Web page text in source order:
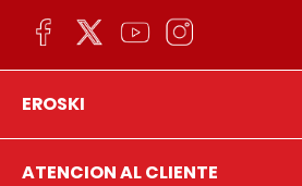
EROSKI
ATENCION AL CLIENTE